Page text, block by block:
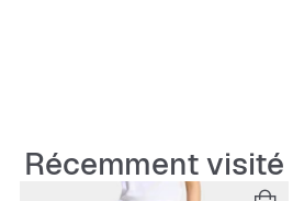
Récemment visité